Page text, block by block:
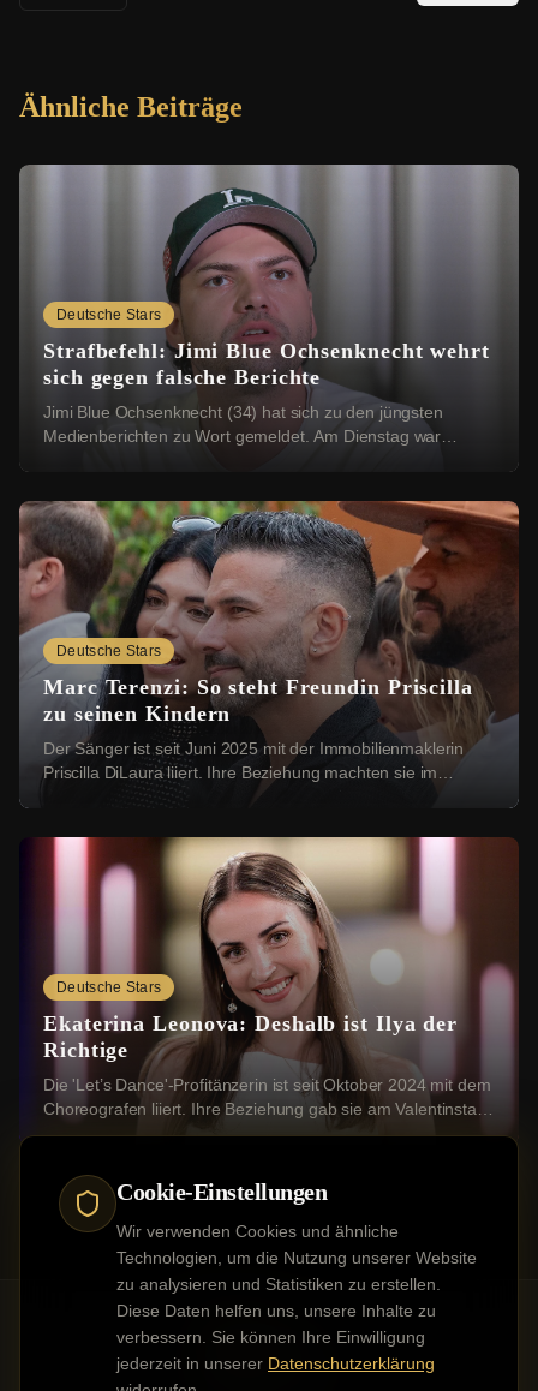
Cookie-Einstellungen
Wir verwenden Cookies und ähnliche
Technologien, um die Nutzung unserer Website
zu analysieren und Statistiken zu erstellen.
Diese Daten helfen uns, unsere Inhalte zu
verbessern. Sie können Ihre Einwilligung
jederzeit in unserer Datenschutzerklärung
Ähnliche Beiträge
Deutsche Stars
Strafbefehl: Jimi Blue Ochsenknecht wehrt
sich gegen falsche Berichte
Jimi Blue Ochsenknecht (34) hat sich zu den jüngsten
Medienberichten zu Wort gemeldet. Am Dienstag war
Deutsche Stars
Marc Terenzi: So steht Freundin Priscilla
zu seinen Kindern
Der Sänger ist seit Juni 2025 mit der Immobilienmaklerin
Priscilla DiLaura liiert. Ihre Beziehung machten sie im
Deutsche Stars
Ekaterina Leonova: Deshalb ist Ilya der
Richtige
Die 'Let’s Dance'-Profitänzerin ist seit Oktober 2024 mit dem
Choreografen liiert. Ihre Beziehung gab sie am Valentinstag
2025 mit einem romantischen ...